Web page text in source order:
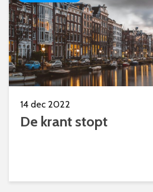
14 dec 2022
De krant stopt